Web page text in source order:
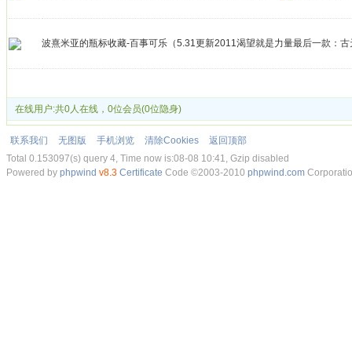
波熹米亚的瓶标收藏-百事可乐（5.31更新2011渴望就是力量最后一款：古
在线用户:共0人在线，0位会员(0位隐身)
联系我们 无图版 手机浏览 清除Cookies
返回顶部
Total 0.153097(s) query 4, Time now is:08-08 10:41, Gzip disabled
Powered by phpwind v8.3 Certificate Code ©2003-2010 phpwind.com